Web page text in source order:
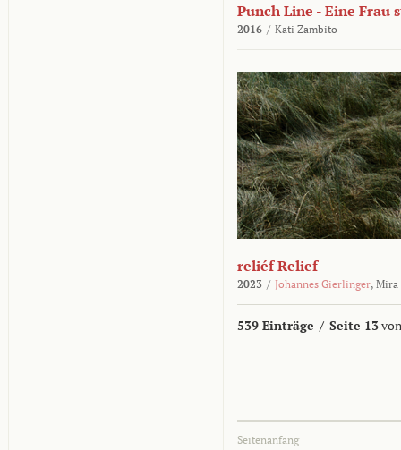
Punch Line - Eine Frau
2016 / Kati Zambito
reliéf Relief
2023 / Johannes Gierlinger, Mira
539 Einträge / Seite 13
Seitenanfang